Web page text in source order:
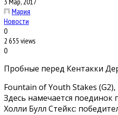
Мария
Новости
0
2 655 views
0
Пробные перед Кентакки
Fountain of Youth Stakes
Здесь намечается поединок
Холли Булл Стейкс: